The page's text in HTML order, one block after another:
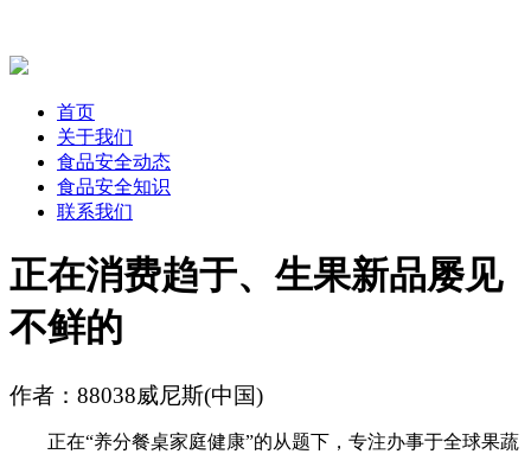
首页
关于我们
食品安全动态
食品安全知识
联系我们
正在消费趋于、生果新品屡见
不鲜的
作者：88038威尼斯(中国)
正在“养分餐桌家庭健康”的从题下，专注办事于全球果蔬